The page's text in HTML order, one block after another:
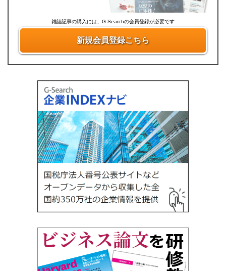
雑誌記事の購入には、G-Searchの会員登録が必要です
新規会員登録こちら